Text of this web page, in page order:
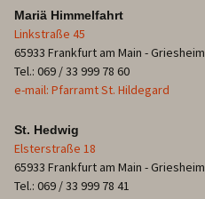
Mariä Himmelfahrt
Linkstraße 45
65933 Frankfurt am Main - Griesheim
Tel.: 069 / 33 999 78 60
e-mail: Pfarramt St. Hildegard
St. Hedwig
Elsterstraße 18
65933 Frankfurt am Main - Griesheim
Tel.: 069 / 33 999 78 41